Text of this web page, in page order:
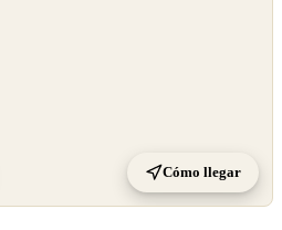
Cómo llegar